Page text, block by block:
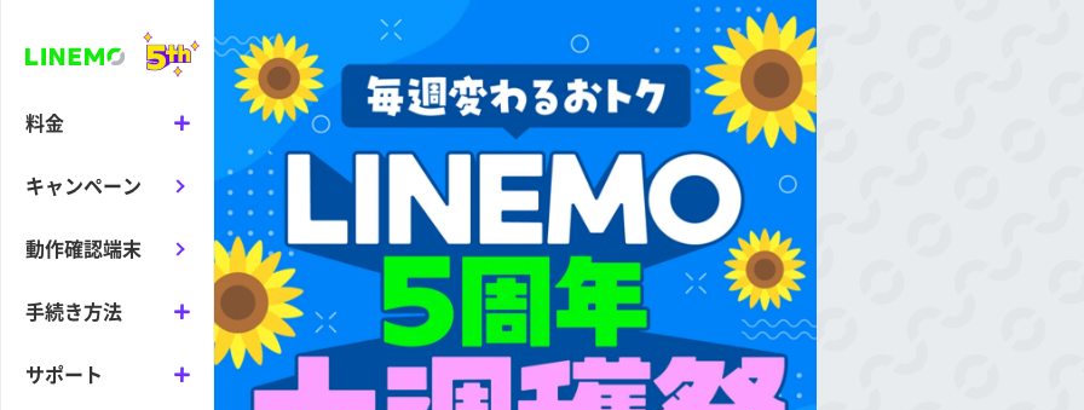
料金
キャンペーン
動作確認端末
手続き方法
サポート